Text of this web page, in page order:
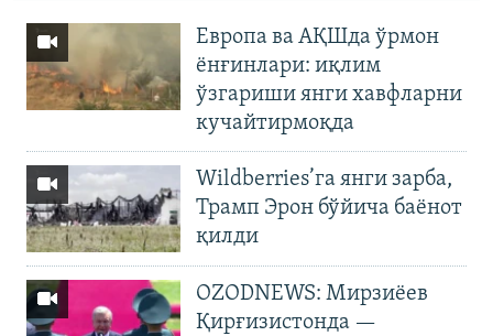
Европа ва АҚШда ўрмон
ёнғинлари: иқлим
ўзгариши янги хавфларни
кучайтирмоқда
Wildberries’га янги зарба,
Трамп Эрон бўйича баёнот
қилди
OZODNEWS: Мирзиёев
Қирғизистонда —